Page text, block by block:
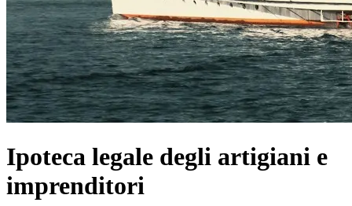
Ipoteca legale degli artigiani e
imprenditori